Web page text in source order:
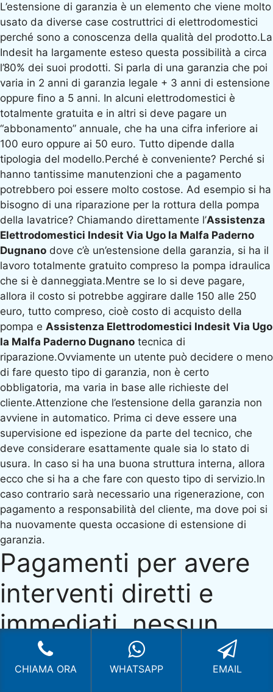
L’estensione di garanzia è un elemento che viene molto
usato da diverse case costruttrici di elettrodomestici
perché sono a conoscenza della qualità del prodotto.La
Indesit ha largamente esteso questa possibilità a circa
l’80% dei suoi prodotti. Si parla di una garanzia che poi
varia in 2 anni di garanzia legale + 3 anni di estensione
oppure fino a 5 anni. In alcuni elettrodomestici è
totalmente gratuita e in altri si deve pagare un
“abbonamento” annuale, che ha una cifra inferiore ai
100 euro oppure ai 50 euro. Tutto dipende dalla
tipologia del modello.Perché è conveniente? Perché si
hanno tantissime manutenzioni che a pagamento
potrebbero poi essere molto costose. Ad esempio si ha
bisogno di una riparazione per la rottura della pompa
della lavatrice? Chiamando direttamente l’Assistenza
Elettrodomestici Indesit Via Ugo la Malfa Paderno
Dugnano dove c’è un’estensione della garanzia, si ha il
lavoro totalmente gratuito compreso la pompa idraulica
che si è danneggiata.Mentre se lo si deve pagare,
allora il costo si potrebbe aggirare dalle 150 alle 250
euro, tutto compreso, cioè costo di acquisto della
pompa e Assistenza Elettrodomestici Indesit Via Ugo
la Malfa Paderno Dugnano tecnica di
riparazione.Ovviamente un utente può decidere o meno
di fare questo tipo di garanzia, non è certo
obbligatoria, ma varia in base alle richieste del
cliente.Attenzione che l’estensione della garanzia non
avviene in automatico. Prima ci deve essere una
supervisione ed ispezione da parte del tecnico, che
deve considerare esattamente quale sia lo stato di
usura. In caso si ha una buona struttura interna, allora
ecco che si ha a che fare con questo tipo di servizio.In
caso contrario sarà necessario una rigenerazione, con
pagamento a responsabilità del cliente, ma dove poi si
ha nuovamente questa occasione di estensione di
garanzia.
Pagamenti per avere
interventi diretti e
immediati, nessun
timore, ecco perché…
CHIAMA ORA WHATSAPP EMAIL